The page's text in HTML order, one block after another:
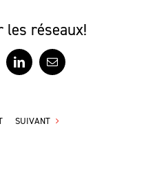
les réseaux!
LinkedInCourriel
SUIVANT